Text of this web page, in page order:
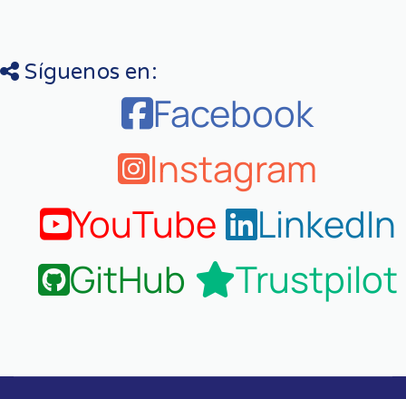
Síguenos en:
Facebook
Instagram
YouTube
LinkedIn
GitHub
Trustpilot